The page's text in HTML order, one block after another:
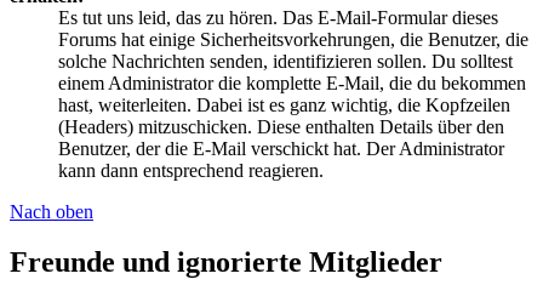
Es tut uns leid, das zu hören. Das E-Mail-Formular dieses
Forums hat einige Sicherheitsvorkehrungen, die Benutzer, die
solche Nachrichten senden, identifizieren sollen. Du solltest
einem Administrator die komplette E-Mail, die du bekommen
hast, weiterleiten. Dabei ist es ganz wichtig, die Kopfzeilen
(Headers) mitzuschicken. Diese enthalten Details über den
Benutzer, der die E-Mail verschickt hat. Der Administrator
kann dann entsprechend reagieren.
Nach oben
Freunde und ignorierte Mitglieder